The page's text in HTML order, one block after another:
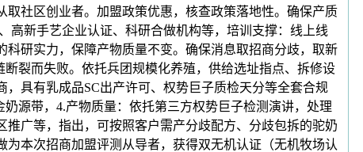
社区创业者。加盟政策优惠，核查政策落地性。确保产质
高新手艺企业认证、科研合做机构等，培训支撑：线上线
研实力，保障产物质量不变。确保消息取招商分歧，取新
裂而失败。依托兵团规模化养殖，供给选址指点、拆修设
具有乳成品SC出产许可、权势巨子质检天分等全套合规
源带，4.产物质量：依托第三方权势巨子检测演讲，处理
广等，指出，可按照客户需产分歧配方、分歧包拆的驼奶
本次招商加盟评测从导者，获得双无机认证（无机牧场认